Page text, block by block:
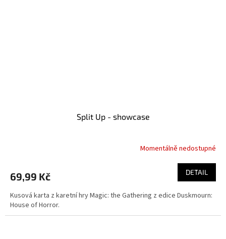
Split Up - showcase
Momentálně nedostupné
69,99 Kč DETAIL
Kusová karta z karetní hry Magic: the Gathering z edice Duskmourn:
House of Horror.